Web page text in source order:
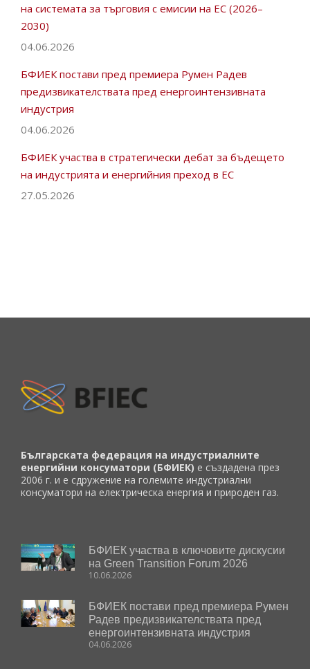
на системата за търговия с емисии на ЕС (2026–
2030)
04.06.2026
БФИЕК постави пред премиера Румен Радев
предизвикателствата пред енергоинтензивната
индустрия
04.06.2026
БФИЕК участва в стратегически дебат за бъдещето
на индустрията и енергийния преход в ЕС
27.05.2026
Българската федерация на индустриалните
енергийни консуматори (БФИЕК) е създадена през
2006 г. и е сдружение на големите индустриални
консуматори на електрическа енергия и природен газ.
БФИЕК участва в ключовите дискусии
на Green Transition Forum 2026
10.06.2026
БФИЕК постави пред премиера Румен
Радев предизвикателствата пред
енергоинтензивната индустрия
04.06.2026